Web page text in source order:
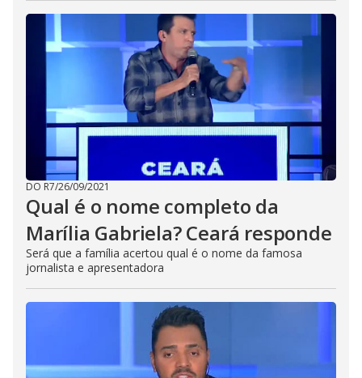
DO R7/26/09/2021
Qual é o nome completo da
Marília Gabriela? Ceará responde
Será que a família acertou qual é o nome da famosa
jornalista e apresentadora